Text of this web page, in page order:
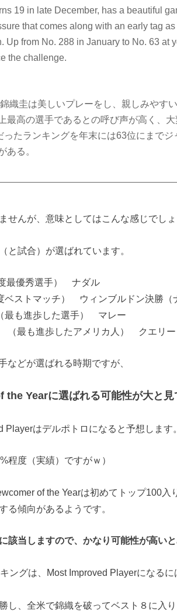
19 in late December, has a beautiful
that comes along with an early tag
Up from No. 288 in January to No. 63 at
the challenge.
織圭は美しいプレーをし、親しみやす
最高の選手であるとの呼び声が高く、
ったランキングを年末には63位にまで
ある。
せんが、意味としてはこんな感じでしょ
と試合）が選ばれています。
最優秀選手） ナダル
ストマッチ） ウィンブルドン決勝（
最も進歩した選手） マレー
（最も進歩したアメリカ人） クエリー
などが選ばれる時期ですが、
Yearに選ばれる可能性が大と見
Playerはデルポトロになると予想します。
程度（実績）ですがｗ）
of the Yearは初めてトップ100入
る傾向があるようです。
該当しますので、かなり可能性が高いと
ングは、Most Improved Playerになる
し、全米で錦織を破ってベスト８に入